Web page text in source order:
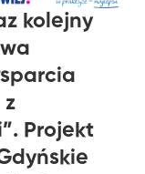
kolejny
z
Projekt